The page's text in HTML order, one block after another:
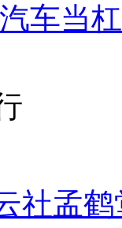
车当
社孟